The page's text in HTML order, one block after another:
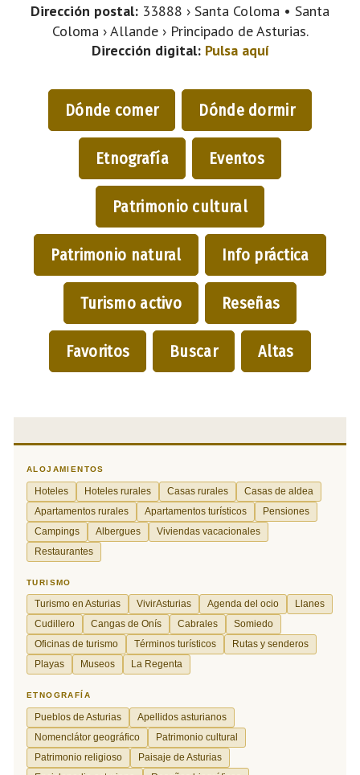
Dirección postal: 33888 › Santa Coloma • Santa
Coloma › Allande › Principado de Asturias.
Dirección digital: Pulsa aquí
Dónde comer Dónde dormir
Etnografía Eventos
Patrimonio cultural
Patrimonio natural Info práctica
Turismo activo Reseñas
Favoritos Buscar Altas